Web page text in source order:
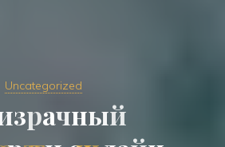
Uncategorized
зрачный